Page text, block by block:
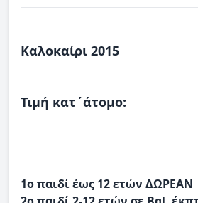
Καλοκαίρι 2015
Τιμή κατ΄άτομο:
1ο παιδί έως 12 ετών ΔΩΡΕΑΝ